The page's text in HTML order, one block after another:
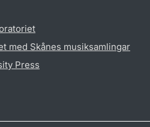
med Skånes musiksamlingar
Press